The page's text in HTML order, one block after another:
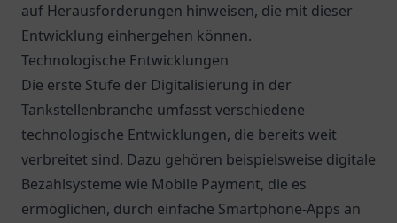
auf Herausforderungen hinweisen, die mit dieser
Entwicklung einhergehen können.
Technologische Entwicklungen
Die erste Stufe der Digitalisierung in der
Tankstellenbranche umfasst verschiedene
technologische Entwicklungen, die bereits weit
verbreitet sind. Dazu gehören beispielsweise digitale
Bezahlsysteme wie Mobile Payment, die es
ermöglichen, durch einfache Smartphone-Apps an